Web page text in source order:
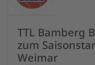
TTL Bamberg
zum
Weimar